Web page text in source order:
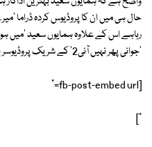
حال ہی میں ان کا پروڈیوس کردہ ڈراما
رہاہے اس کے علاوہ ہمایوں سعید 'میں
'جوانی پھر نہیں آنی2' کے شریک پروڈیوسر بھی رہ چکے ہیں۔
[fb-post-embed url="
"]